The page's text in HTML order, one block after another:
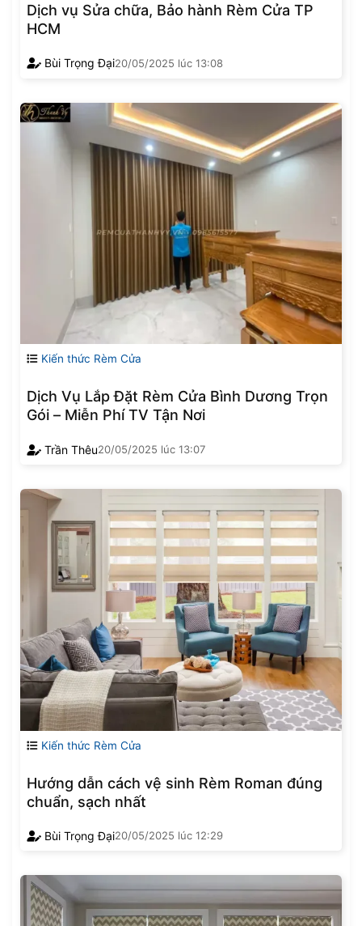
Dịch vụ Sửa chữa, Bảo hành Rèm Cửa TP
HCM
Bùi Trọng Đại20/05/2025 lúc 13:08
Kiến thức Rèm Cửa
Dịch Vụ Lắp Đặt Rèm Cửa Bình Dương Trọn
Gói – Miễn Phí TV Tận Nơi
Trần Thêu20/05/2025 lúc 13:07
Kiến thức Rèm Cửa
Hướng dẫn cách vệ sinh Rèm Roman đúng
chuẩn, sạch nhất
Bùi Trọng Đại20/05/2025 lúc 12:29